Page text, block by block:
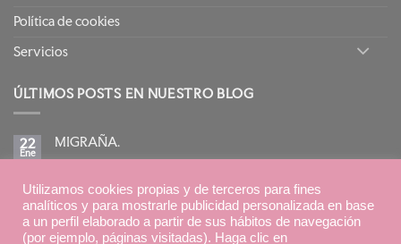
Política de cookies
Servicios
ÚLTIMOS POSTS EN NUESTRO BLOG
22
Ene
MIGRAÑA.
No
en
MIGRAÑA.
15
BIRETIX ISOREPAIR: PIELES GRASAS TENDENCIA
ACNEICA CON TRATAMIENTOS RETINOIDES
No
hay
comentarios
Utilizamos cookies propias y de terceros para fines
analíticos y para mostrarle publicidad personalizada en base
a un perfil elaborado a partir de sus hábitos de navegación
(por ejemplo, páginas visitadas). Haga clic en